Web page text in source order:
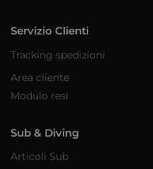
Servizio Clienti
Tracking spedizioni
Area cliente
Modulo resi
Sub & Diving
Articoli Sub